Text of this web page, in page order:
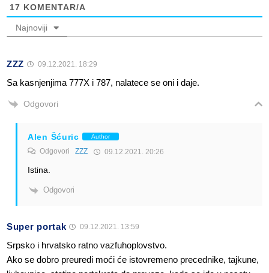
17 KOMENTAR/A
Najnoviji
ZZZ 09.12.2021. 18:29
Sa kasnjenjima 777X i 787, nalatece se oni i daje.
Odgovori
Alen Šćuric Author
Odgovori ZZZ 09.12.2021. 20:26
Istina.
Odgovori
Super portak 09.12.2021. 13:59
Srpsko i hrvatsko ratno vazfuhoplovstvo.
Ako se dobro preuredi moći će istovremeno precednike, tajkune,